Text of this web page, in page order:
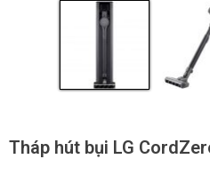
Tháp hút bụi LG